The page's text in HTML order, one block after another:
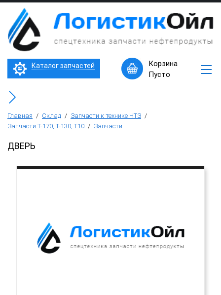
Бульдозер Б11
×
Каталог запчастей
Корзина
Пусто
Главная / Склад / Запчасти к технике ЧТЗ /
Запчасти Т-170, Т-130, Т10 / Запчасти
ДВЕРЬ
Запчасти
технике
ЧТЗ
Машины
Горячее
предложение